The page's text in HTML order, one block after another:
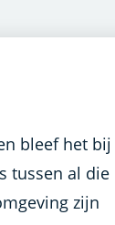
bleef het bij
tussen al die
zijn